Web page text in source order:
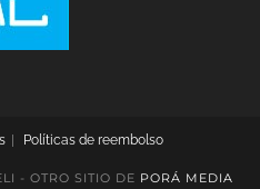
Políticas de reembolso
- OTRO SITIO DE PORÁ MEDIA